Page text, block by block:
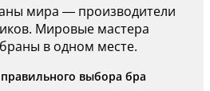
мира — производители
Мировые мастера
в одном месте.
выбора бра